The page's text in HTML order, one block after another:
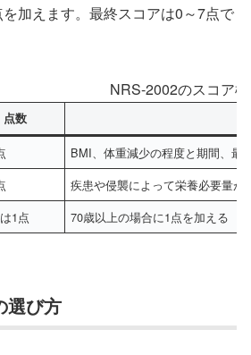
加えます。最終スコアは0～7点で
NRS-2002のスコア
点数
BMI、体重減少の程度と期間、最
疾患や侵襲によって栄養必要量が
1点 70歳以上の場合に1点を加える
選び方